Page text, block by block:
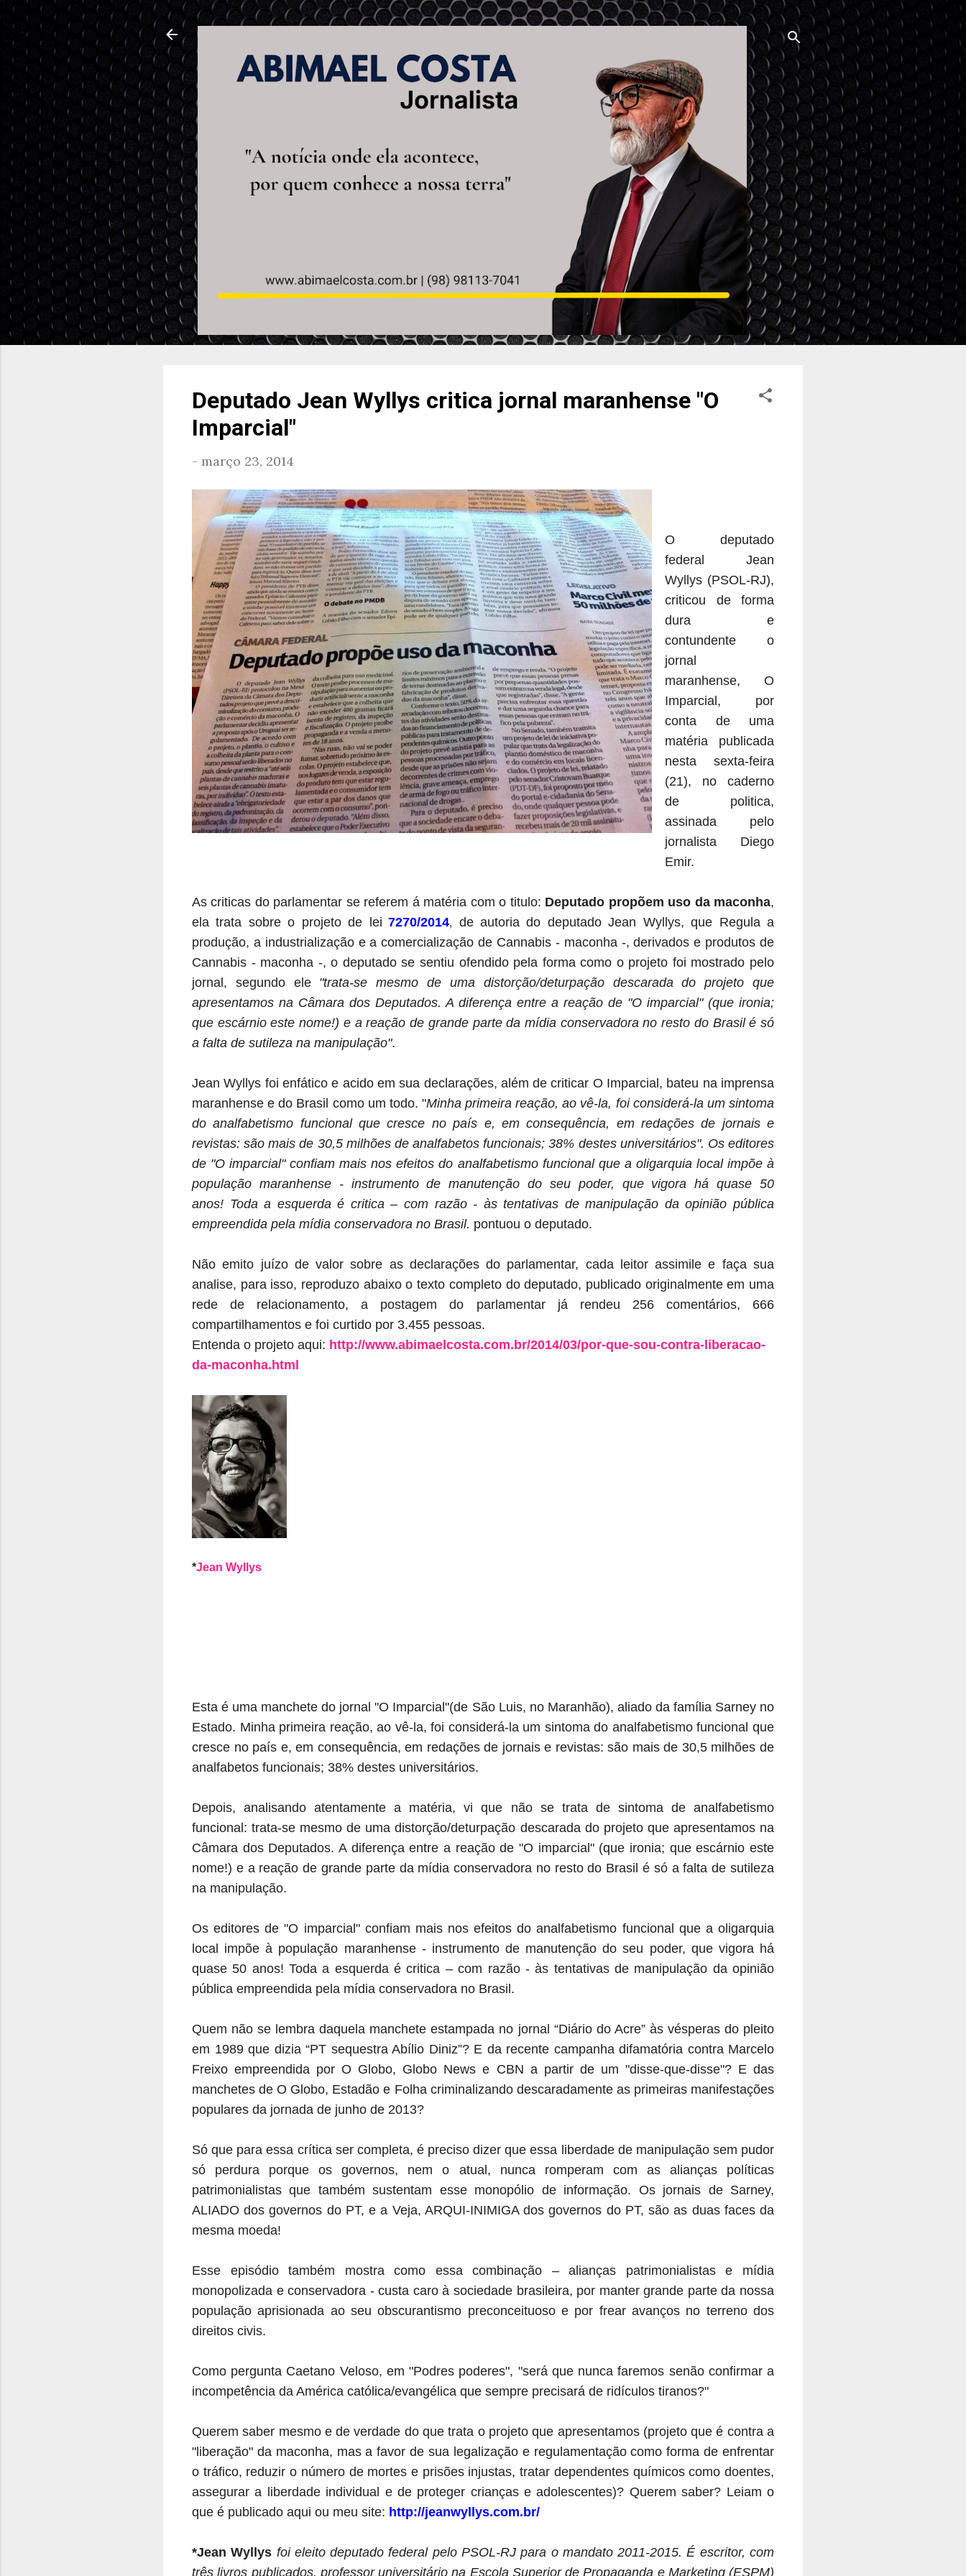
Pular para o conteúdo principal
Deputado Jean Wyllys critica jornal maranhense "O
Imparcial"
- março 23, 2014
O deputado
federal Jean
Wyllys (PSOL-RJ),
criticou de forma
dura e
contundente o
jornal
maranhense, O
Imparcial, por
conta de uma
matéria publicada
nesta sexta-feira
(21), no caderno
de politica,
assinada pelo
jornalista Diego
Emir.
As criticas do parlamentar se referem á matéria com o titulo: Deputado propõem uso da maconha,
ela trata sobre o projeto de lei 7270/2014, de autoria do deputado Jean Wyllys, que Regula a
produção, a industrialização e acomercialização de Cannabis - maconha -, derivados e produtos de
Cannabis - maconha -, o deputado se sentiu ofendido pela forma como o projeto foi mostrado pelo
jornal, segundo ele "trata-se mesmo de uma distorção/deturpação descarada do projeto que
apresentamos na Câmara dos Deputados. A diferença entre a reação de "O imparcial" (que ironia;
que escárnio este nome!) e a reação de grande parte da mídia conservadora no resto do Brasil é só
a falta de sutileza na manipulação".
Jean Wyllys foi enfático e acido em sua declarações, além de criticar O Imparcial, bateu na imprensa
maranhense e do Brasil como um todo. "Minha primeira reação, ao vê-la, foi considerá-la um sintoma
do analfabetismo funcional que cresce no país e, em consequência, em redações de jornais e
revistas: são mais de 30,5 milhões de analfabetos funcionais; 38% destes universitários". Os editores
de "O imparcial" confiam mais nos efeitos do analfabetismo funcional que a oligarquia local impõe à
população maranhense - instrumento de manutenção do seu poder, que vigora há quase 50
anos! Toda a esquerda é critica – com razão - às tentativas de manipulação da opinião pública
empreendida pela mídia conservadora no Brasil. pontuou o deputado.
Não emito juízo de valor sobre as declarações do parlamentar, cada leitor assimile e faça sua
analise, para isso, reproduzo abaixo o texto completo do deputado, publicado originalmente em uma
rede de relacionamento, a postagem do parlamentar já rendeu 256 comentários, 666
compartilhamentos e foi curtido por 3.455 pessoas.
Entenda o projeto aqui: http://www.abimaelcosta.com.br/2014/03/por-que-sou-contra-liberacao-
da-maconha.html
*Jean Wyllys
Esta é uma manchete do jornal "O Imparcial"(de São Luis, no Maranhão), aliado da família Sarney no
Estado. Minha primeira reação, ao vê-la, foi considerá-la um sintoma do analfabetismo funcional que
cresce no país e, em consequência, em redações de jornais e revistas: são mais de 30,5 milhões de
analfabetos funcionais; 38% destes universitários.
Depois, analisando atentamente a matéria, vi que não se trata de sintoma de analfabetismo
funcional: trata-se mesmo de uma distorção/deturpação descarada do projeto que apresentamos na
Câmara dos Deputados. A diferença entre a reação de "O imparcial" (que ironia; que escárnio este
nome!) e a reação de grande parte da mídia conservadora no resto do Brasil é só a falta de sutileza
na manipulação.
Os editores de "O imparcial" confiam mais nos efeitos do analfabetismo funcional que a oligarquia
local impõe à população maranhense - instrumento de manutenção do seu poder, que vigora há
quase 50 anos!Toda a esquerda é critica – com razão - às tentativas de manipulação da opinião
pública empreendida pela mídia conservadora no Brasil.
Quem não se lembra daquela manchete estampada no jornal “Diário do Acre” às vésperas do pleito
em 1989 que dizia “PT sequestra Abílio Diniz”? E da recente campanha difamatória contra Marcelo
Freixo empreendida por O Globo, Globo News e CBN a partir de um "disse-que-disse"? E das
manchetes de O Globo, Estadão e Folha criminalizando descaradamente as primeiras manifestações
populares da jornada de junho de 2013?
Só que para essa crítica ser completa, é preciso dizer que essa liberdade de manipulação sem pudor
só perdura porque os governos, nem o atual, nunca romperam com as alianças políticas
patrimonialistas que também sustentam esse monopólio de informação. Os jornais de Sarney,
ALIADO dos governos do PT, e a Veja, ARQUI-INIMIGA dos governos do PT, são as duas faces da
mesma moeda!
Esse episódio também mostra como essa combinação – alianças patrimonialistas e mídia
monopolizada e conservadora - custa caro à sociedade brasileira, por manter grande parte da nossa
população aprisionada ao seu obscurantismo preconceituoso e por frear avanços no terreno dos
direitos civis.
Como pergunta Caetano Veloso, em "Podres poderes", "será que nunca faremos senão confirmar a
incompetência da América católica/evangélica que sempre precisará de ridículos tiranos?"
Querem saber mesmo e de verdade do que trata o projeto que apresentamos (projeto que é contra a
"liberação" da maconha, mas a favor de sua legalização e regulamentação como forma de enfrentar
o tráfico, reduzir o número de mortes e prisões injustas, tratar dependentes químicos como doentes,
assegurar a liberdade individual e de proteger crianças e adolescentes)? Querem saber? Leiam o
que é publicado aqui ou meu site: http://jeanwyllys.com.br/
*Jean Wyllys foi eleito deputado federal pelo PSOL-RJ para o mandato 2011-2015. É escritor, com
três livros publicados, professor universitário na Escola Superior de Propaganda e Marketing (ESPM)